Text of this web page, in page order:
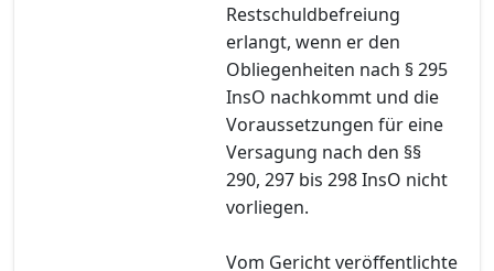
Restschuldbefreiung
erlangt, wenn er den
Obliegenheiten nach § 295
InsO nachkommt und die
Voraussetzungen für eine
Versagung nach den §§
290, 297 bis 298 InsO nicht
vorliegen.
Vom Gericht veröffentlichte